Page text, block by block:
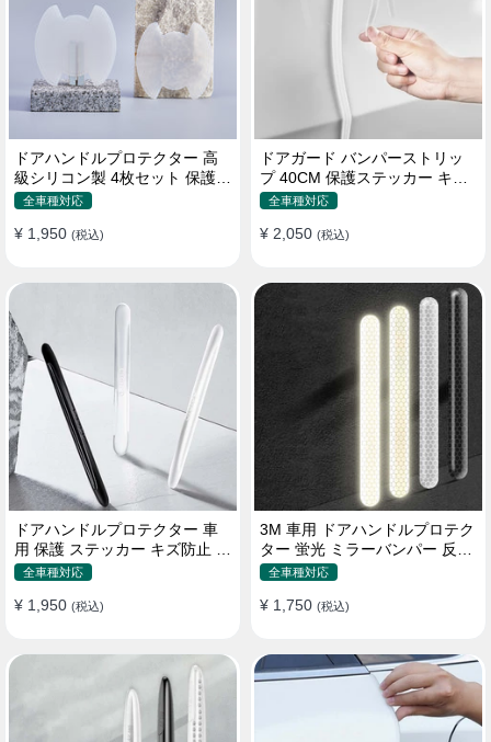
ドアハンドルプロテクター 高
級シリコン製 4枚セット 保護フ
ィルム キズ防止 全車種
全車種対応
¥ 1,950 (税込)
ドアガード バンパーストリッ
プ 40CM 保護ステッカー キズ
防止 プロテクターシール
全車種対応
¥ 2,050 (税込)
ドアハンドルプロテクター 車
用 保護 ステッカー キズ防止 高
品質TPU製 4枚セット
全車種対応
¥ 1,950 (税込)
3M 車用 ドアハンドルプロテク
ター 蛍光 ミラーバンパー 反射
ステッカー 保護フィルム
全車種対応
¥ 1,750 (税込)